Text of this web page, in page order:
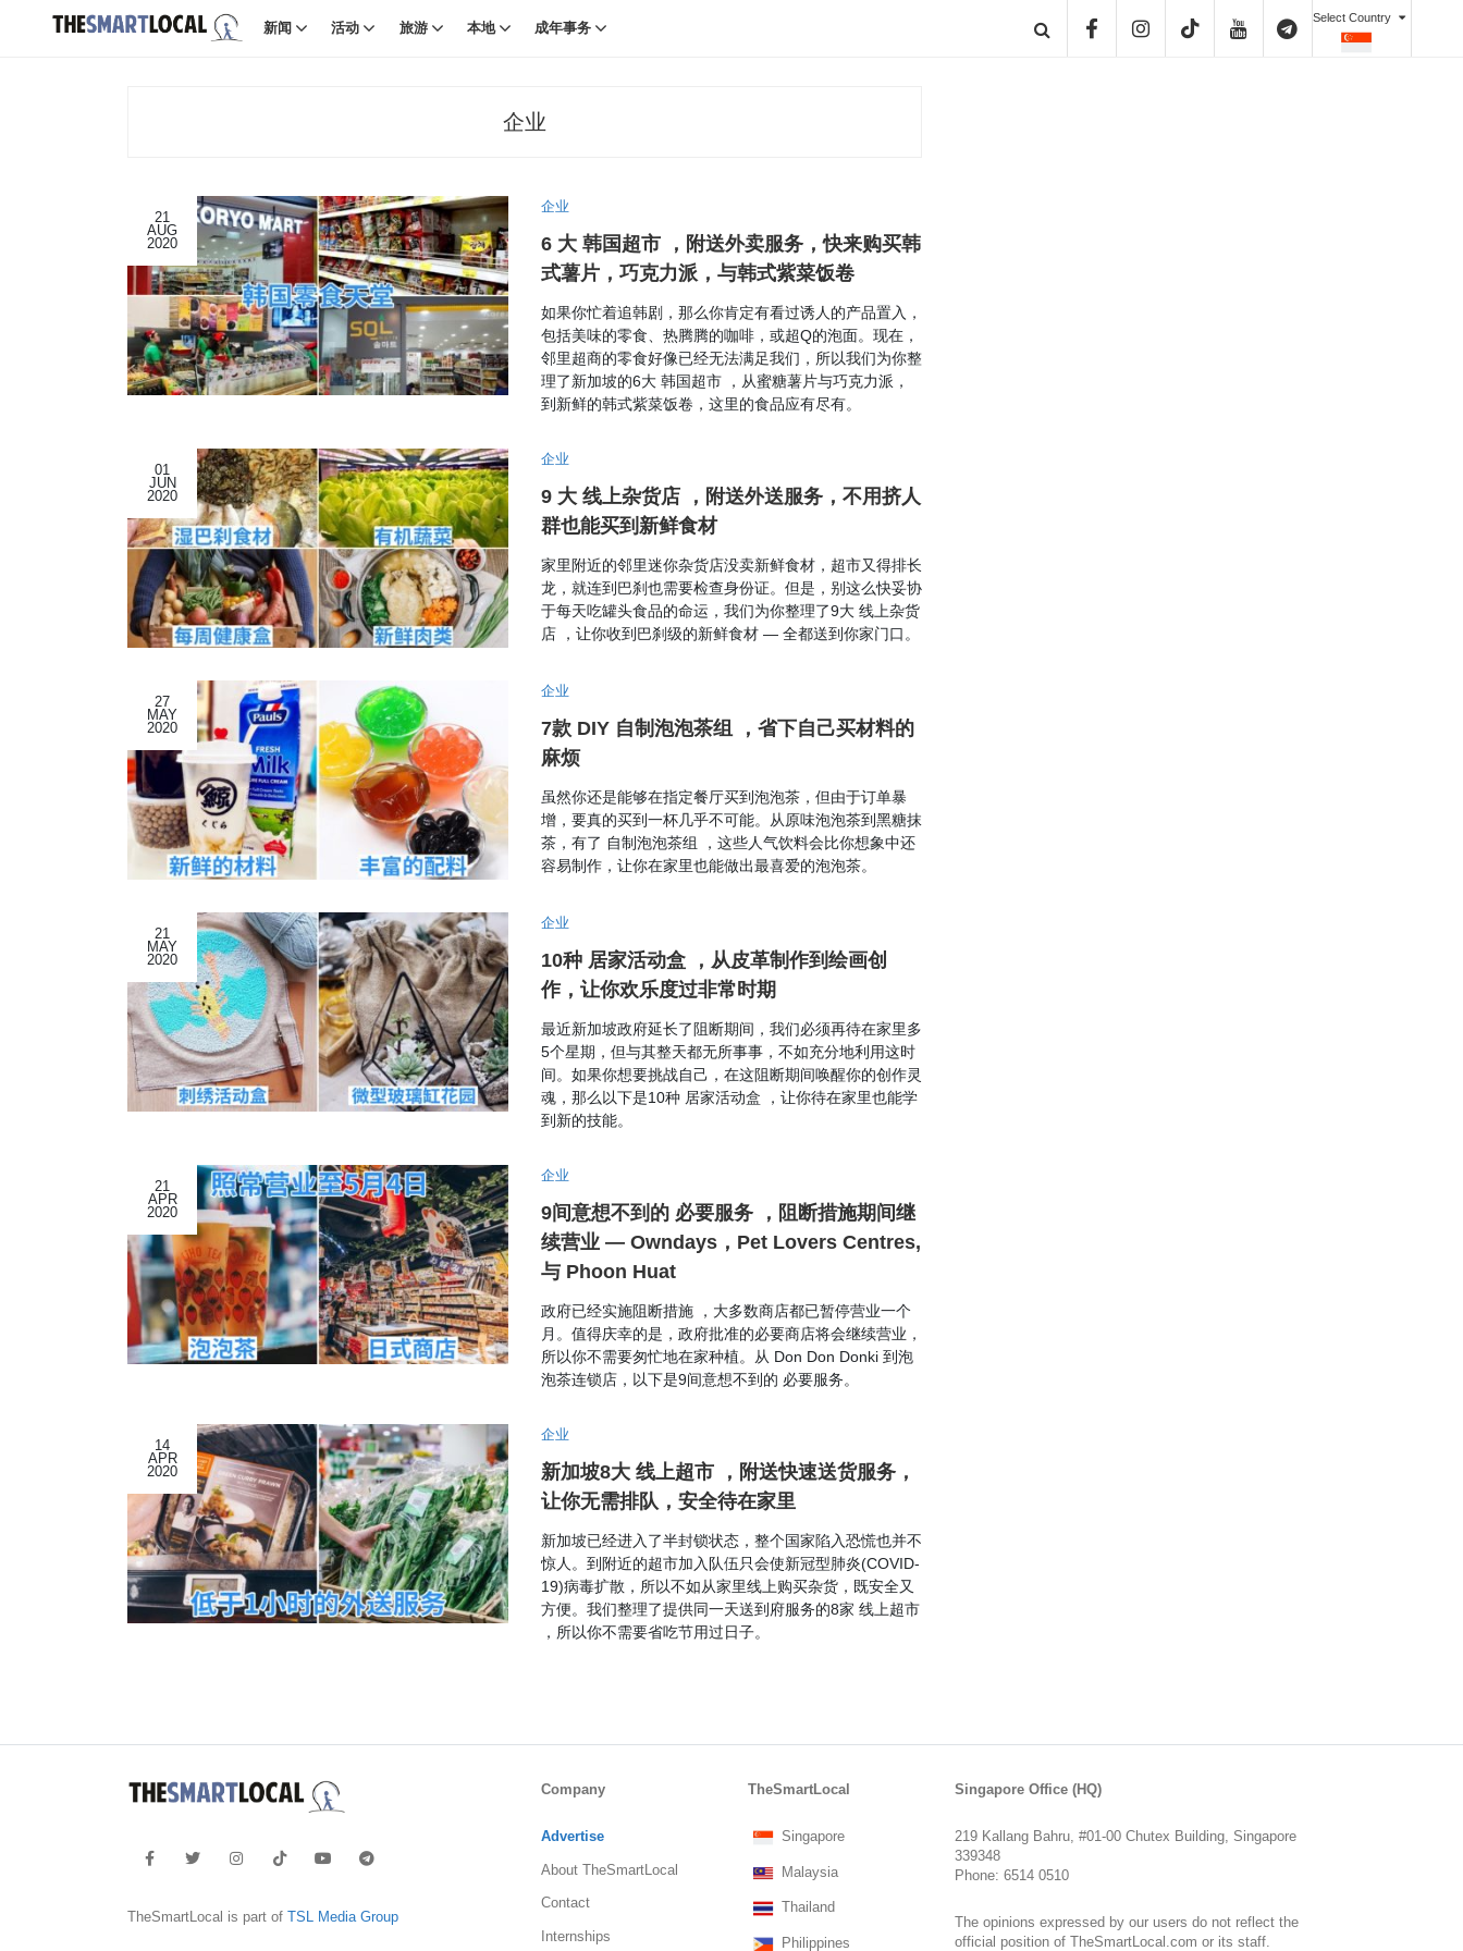
新闻 活动 旅游 本地 成年事务
Select Country
企业
21
AUG
2020
企业
6 大 韩国超市 ，附送外卖服务，快来购买韩
式薯片，巧克力派，与韩式紫菜饭卷
如果你忙着追韩剧，那么你肯定有看过诱人的产品置入，
包括美味的零食、热腾腾的咖啡，或超Q的泡面。现在，
邻里超商的零食好像已经无法满足我们，所以我们为你整
理了新加坡的6大 韩国超市 ，从蜜糖薯片与巧克力派，
到新鲜的韩式紫菜饭卷，这里的食品应有尽有。
01
JUN
2020
企业
9 大 线上杂货店 ，附送外送服务，不用挤人
群也能买到新鲜食材
家里附近的邻里迷你杂货店没卖新鲜食材，超市又得排长
龙，就连到巴刹也需要检查身份证。但是，别这么快妥协
于每天吃罐头食品的命运，我们为你整理了9大 线上杂货
店 ，让你收到巴刹级的新鲜食材 — 全都送到你家门口。
27
MAY
2020
企业
7款 DIY 自制泡泡茶组 ，省下自己买材料的
麻烦
虽然你还是能够在指定餐厅买到泡泡茶，但由于订单暴
增，要真的买到一杯几乎不可能。从原味泡泡茶到黑糖抹
茶，有了 自制泡泡茶组 ，这些人气饮料会比你想象中还
容易制作，让你在家里也能做出最喜爱的泡泡茶。
21
MAY
2020
企业
10种 居家活动盒 ，从皮革制作到绘画创
作，让你欢乐度过非常时期
最近新加坡政府延长了阻断期间，我们必须再待在家里多
5个星期，但与其整天都无所事事，不如充分地利用这时
间。如果你想要挑战自己，在这阻断期间唤醒你的创作灵
魂，那么以下是10种 居家活动盒 ，让你待在家里也能学
到新的技能。
21
APR
2020
企业
9间意想不到的 必要服务 ，阻断措施期间继
续营业 — Owndays，Pet Lovers Centres,
与 Phoon Huat
政府已经实施阻断措施 ，大多数商店都已暂停营业一个
月。值得庆幸的是，政府批准的必要商店将会继续营业，
所以你不需要匆忙地在家种植。从 Don Don Donki 到泡
泡茶连锁店，以下是9间意想不到的 必要服务。
14
APR
2020
企业
新加坡8大 线上超市 ，附送快速送货服务，
让你无需排队，安全待在家里
新加坡已经进入了半封锁状态，整个国家陷入恐慌也并不
惊人。到附近的超市加入队伍只会使新冠型肺炎(COVID-
19)病毒扩散，所以不如从家里线上购买杂货，既安全又
方便。我们整理了提供同一天送到府服务的8家 线上超市
，所以你不需要省吃节用过日子。
TheSmartLocal is part of TSL Media Group
Company
Advertise
About TheSmartLocal
Contact
Internships
TheSmartLocal
Singapore
Malaysia
Thailand
Philippines
Singapore Office (HQ)
219 Kallang Bahru, #01-00 Chutex Building, Singapore
339348
Phone: 6514 0510
The opinions expressed by our users do not reflect the
official position of TheSmartLocal.com or its staff.